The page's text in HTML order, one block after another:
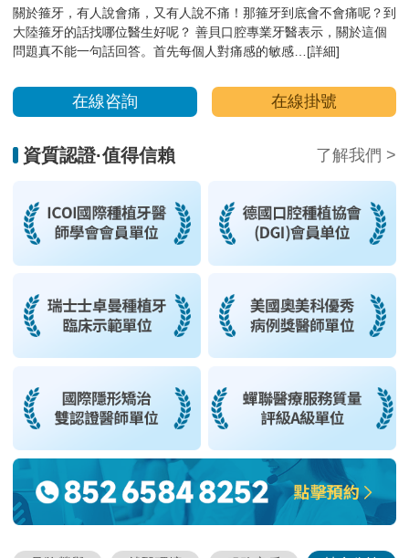
關於箍牙，有人說會痛，又有人說不痛！那箍牙到底會不會痛呢？到
大陸箍牙的話找哪位醫生好呢？ 善貝口腔專業牙醫表示，關於這個
問題真不能一句話回答。首先每個人對痛感的敏感… [詳細]
在線咨詢 在線掛號
資質認證·值得信賴 了解我們 >